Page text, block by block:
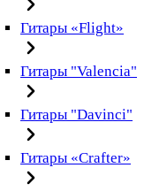
Гитары «Flight»
Гитары "Valencia"
Гитары "Davinci"
Гитары «Crafter»